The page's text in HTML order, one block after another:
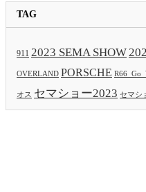
TAG
911 2023 SEMA SHOW
OVERLAND PORSCHE
オス セマショー2023 セマシ